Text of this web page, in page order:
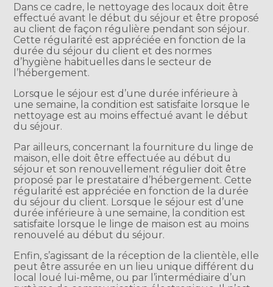
Dans ce cadre, le nettoyage des locaux doit être
effectué avant le début du séjour et être proposé
au client de façon régulière pendant son séjour.
Cette régularité est appréciée en fonction de la
durée du séjour du client et des normes
d’hygiène habituelles dans le secteur de
l’hébergement.
Lorsque le séjour est d’une durée inférieure à
une semaine, la condition est satisfaite lorsque le
nettoyage est au moins effectué avant le début
du séjour.
Par ailleurs, concernant la fourniture du linge de
maison, elle doit être effectuée au début du
séjour et son renouvellement régulier doit être
proposé par le prestataire d’hébergement. Cette
régularité est appréciée en fonction de la durée
du séjour du client. Lorsque le séjour est d’une
durée inférieure à une semaine, la condition est
satisfaite lorsque le linge de maison est au moins
renouvelé au début du séjour.
Enfin, s’agissant de la réception de la clientèle, elle
peut être assurée en un lieu unique différent du
local loué lui-même, ou par l’intermédiaire d’un